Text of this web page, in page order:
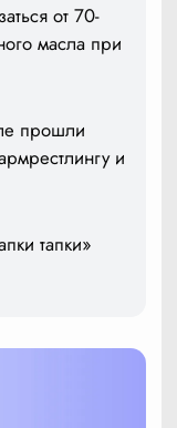
от 70-
масла при
прошли
и
тапки»